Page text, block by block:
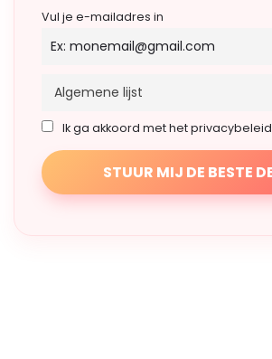
Vul je e-mailadres in
Ik ga akkoord met het privacybeleid